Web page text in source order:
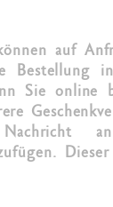
auf
Bestellung
Sie online
Nachricht